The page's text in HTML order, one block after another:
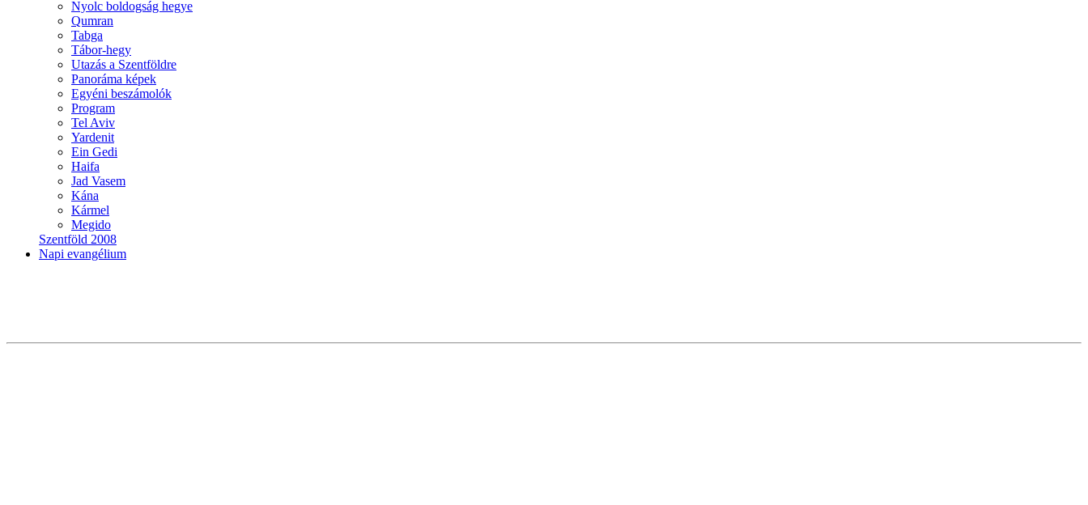
Nyolc boldogság hegye
Qumran
Tabga
Tábor-hegy
Utazás a Szentföldre
Panoráma képek
Egyéni beszámolók
Program
Tel Aviv
Yardenit
Ein Gedi
Haifa
Jad Vasem
Kána
Kármel
Megido
Szentföld 2008
Napi evangélium